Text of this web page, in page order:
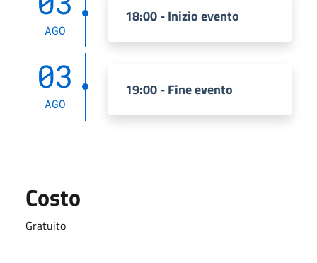
AGO
18:00 - Inizio evento
03
AGO
19:00 - Fine evento
Costo
Gratuito